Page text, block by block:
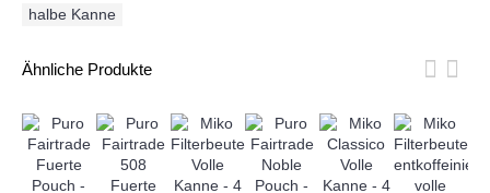
halbe Kanne
Ähnliche Produkte